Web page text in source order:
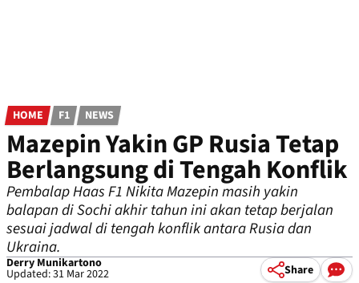
HOME F1 NEWS
Mazepin Yakin GP Rusia Tetap
Berlangsung di Tengah Konflik
Pembalap Haas F1 Nikita Mazepin masih yakin
balapan di Sochi akhir tahun ini akan tetap berjalan
sesuai jadwal di tengah konflik antara Rusia dan
Ukraina.
Derry Munikartono
Updated: 31 Mar 2022 Share